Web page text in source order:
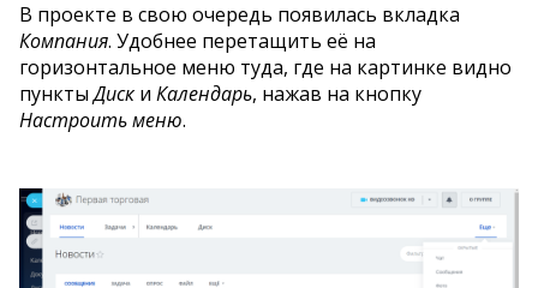
В проекте в свою очередь появилась вкладка
Компания. Удобнее перетащить её на
горизонтальное меню туда, где на картинке видно
пунктыДиск и Календарь, нажав на кнопку
Настроить меню.